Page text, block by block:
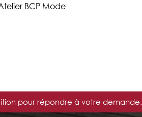
BCP Mode
pour répondre à votre demande.